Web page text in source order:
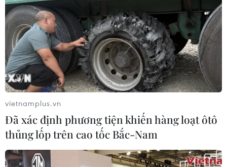
vietnamplus.vn
Đã xác định phương tiện khiến hàng loạt ôtô
thủng lốp trên cao tốc Bắc-Nam